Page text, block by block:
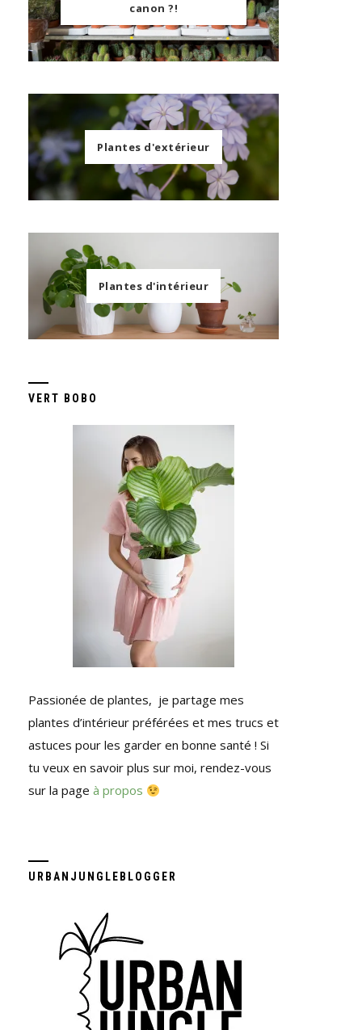
canon ?!
Plantes d'extérieur
Plantes d'intérieur
VERT BOBO
Passionée de plantes, je partage mes
plantes d’intérieur préférées et mes trucs et
astuces pour les garder en bonne santé ! Si
tu veux en savoir plus sur moi, rendez-vous
sur la page à propos
URBANJUNGLEBLOGGER